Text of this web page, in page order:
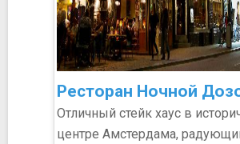
Ресторан Ночной
Отличный стейк хаус в
центре Амстердама,